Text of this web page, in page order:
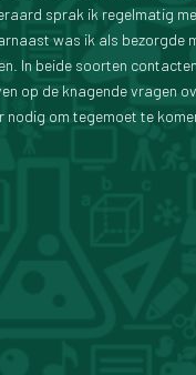
sprak ik regelmatig
was ik als bezorgde
In beide soorten
op de knagende vragen
om tegemoet te